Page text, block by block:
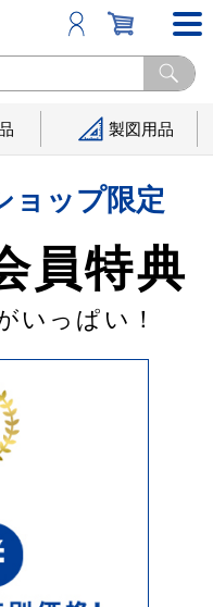
製図用品
ョップ限定
員特典
いっぱい！